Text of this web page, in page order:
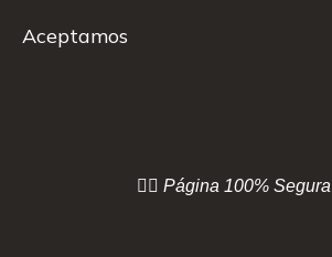
Aceptamos
👇🏻 Página 100% Segura